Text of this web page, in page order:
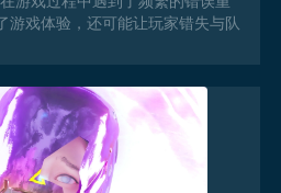
游戏体验，还可能让玩家错失与队